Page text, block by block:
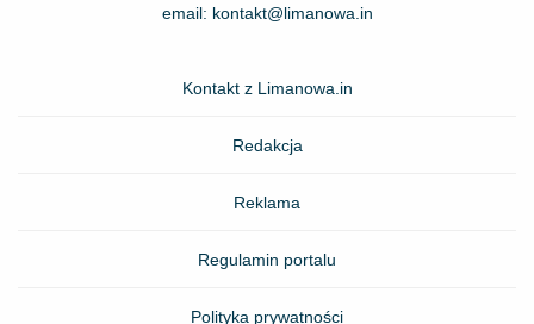
email: kontakt@limanowa.in
Kontakt z Limanowa.in
Redakcja
Reklama
Regulamin portalu
Polityka prywatności